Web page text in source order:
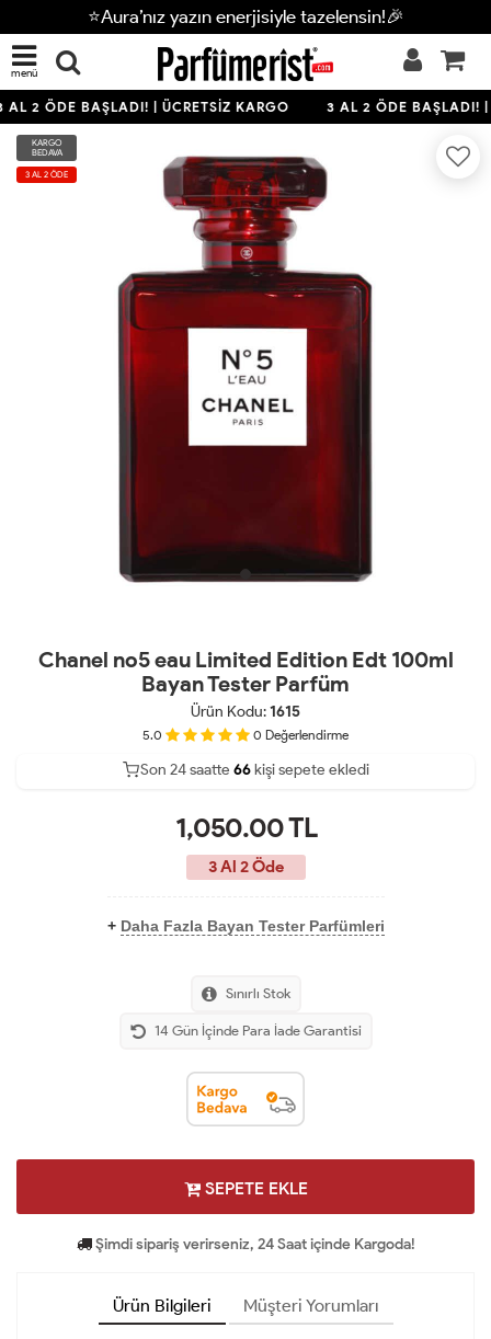
⭐Aura’nız yazın enerjisiyle tazelensin!🎉
menü
2 ÖDE BAŞLADI! | ÜCRETSİZ KARGO 3 AL 2 ÖDE BAŞLADI! |
KARGO
BEDAVA
3 AL 2 ÖDE
Chanel no5 eau Limited Edition Edt 100ml
Bayan Tester Parfüm
Ürün Kodu:1615
5.0 0 Değerlendirme
42
Son 24 saatte 67kişi sepete ekledi
23
1,050.00TL
3 Al 2 Öde
+ Daha Fazla Bayan Tester Parfümleri
Sınırlı Stok
14 Gün İçinde Para İade Garantisi
SEPETE EKLE
Şimdi sipariş verirseniz, 24 Saat içinde Kargoda!
Ürün Bilgileri Müşteri Yorumları